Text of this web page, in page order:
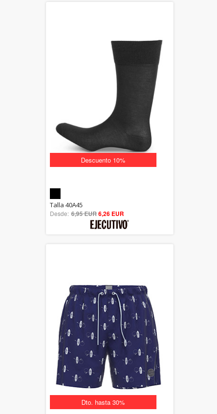
Descuento 10%
out of 5
Talla 40A45
Desde: 6,95 EUR6,26 EUR
Dto. hasta 30%